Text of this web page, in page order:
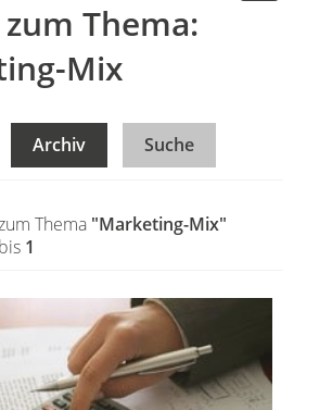
Thema:
Mix
Archiv Suche
Thema "Marketing-Mix"
bis 1